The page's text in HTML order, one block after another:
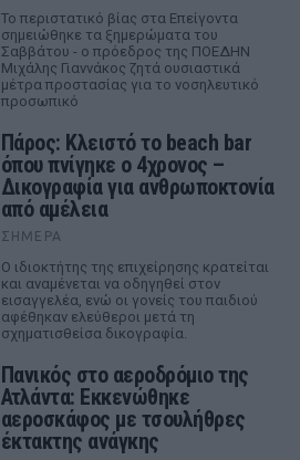
Το περιστατικό βίας στα Επείγοντα
σημειώθηκε τα ξημερώματα του
Σαββάτου - ο πρόεδρος της ΠΟΕΔΗΝ
Μιχάλης Γιαννάκος ζητά ουσιαστικά
μέτρα προστασίας για το νοσηλευτικό
προσωπικό
Πάρος: Κλειστό το beach bar
όπου πνίγηκε ο 4χρονος –
Δικογραφία για ανθρωποκτονία
από αμέλεια
ΣΉΜΕΡΑ
Ο ιδιοκτήτης της επιχείρησης κρατείται
και αναμένεται να οδηγηθεί στον
εισαγγελέα, ενώ οι γονείς του παιδιού
αφέθηκαν ελεύθεροι μετά τη
σχηματισθείσα δικογραφία.
Πανικός στο αεροδρόμιο της
Ατλάντα: Εκκενώθηκε
αεροσκάφος με τσουλήθρες
έκτακτης ανάγκης